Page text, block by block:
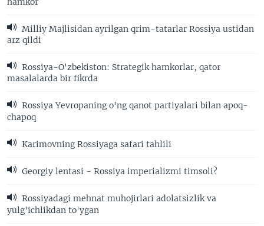
Milliy Majlisidan ayrilgan qrim-tatarlar Rossiya ustidan
arz qildi
Rossiya-O'zbekiston: Strategik hamkorlar, qator
masalalarda bir fikrda
Rossiya Yevropaning o'ng qanot partiyalari bilan apoq-
chapoq
Karimovning Rossiyaga safari tahlili
Georgiy lentasi - Rossiya imperializmi timsoli?
Rossiyadagi mehnat muhojirlari adolatsizlik va
yulg'ichlikdan to'ygan